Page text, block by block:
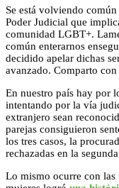
Se está volviendo
Poder Judicial que
comunidad LGBT+.
común enterarnos
decidido apelar dichas
avanzado. Comparto
En nuestro país hay por
intentando por la vía
extranjero sean
parejas consiguieron
los tres casos, la
rechazadas en la
Lo mismo ocurre con las